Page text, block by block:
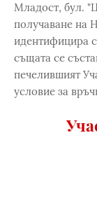
Младост, бул.
получаване на
идентифицира с
същата се
печелившият
условие за